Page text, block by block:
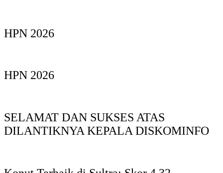
HPN 2026
HPN 2026
SELAMAT DAN SUKSES ATAS
DILANTIKNYA KEPALA DISKOMINFO